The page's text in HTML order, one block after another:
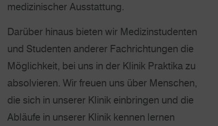
medizinischer Ausstattung.
Darüber hinaus bieten wir Medizinstudenten
und Studenten anderer Fachrichtungen die
Möglichkeit, bei uns in der Klinik Praktika zu
absolvieren. Wir freuen uns über Menschen,
die sich in unserer Klinik einbringen und die
Abläufe in unserer Klinik kennen lernen